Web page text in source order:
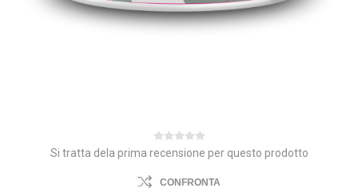
Si tratta dela prima recensione per questo prodotto
CONFRONTA